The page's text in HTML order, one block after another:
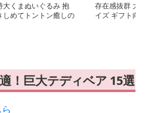
大くまぬいぐるみ 抱
しめてトントン癒しの
存在感抜群 大
イズ ギフト向
！巨大テディベア 15選